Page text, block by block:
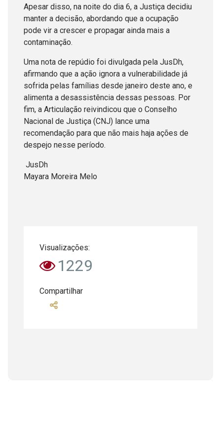
Apesar disso, na noite do dia 6, a Justiça decidiu
manter a decisão, abordando que a ocupação
pode vir a crescer e propagar ainda mais a
contaminação.
Uma nota de repúdio foi divulgada pela JusDh,
afirmando que a ação ignora a vulnerabilidade já
sofrida pelas famílias desde janeiro deste ano, e
alimenta a desassistência dessas pessoas. Por
fim, a Articulação reivindicou que o Conselho
Nacional de Justiça (CNJ) lance uma
recomendação para que não mais haja ações de
despejo nesse período.
JusDh
Mayara Moreira Melo
Visualizações:
1229
Compartilhar